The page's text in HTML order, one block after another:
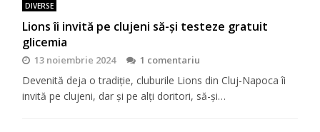
DIVERSE
Lions îi invită pe clujeni să-şi testeze gratuit
glicemia
13 noiembrie 2024 1 comentariu
Devenită deja o tradiţie, cluburile Lions din Cluj-Napoca îi
invită pe clujeni, dar şi pe alţi doritori, să-şi…